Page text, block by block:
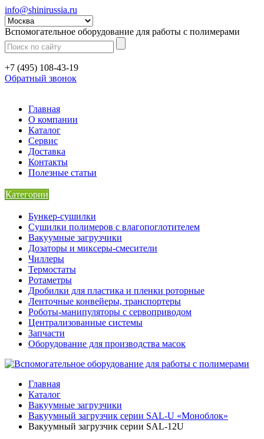
info@shinirussia.ru
Вспомогательное оборудование для работы с полимерами
+7 (495) 108-43-19
Обратный звонок
Главная
О компании
Каталог
Сервис
Доставка
Контакты
Полезные статьи
Категории
Бункер-сушилки
Сушилки полимеров с влагопоглотителем
Вакуумные загрузчики
Дозаторы и миксеры-смесители
Чиллеры
Термостаты
Ротаметры
Дробилки для пластика и пленки роторные
Ленточные конвейеры, транспортеры
Роботы-манипуляторы с сервоприводом
Централизованные системы
Запчасти
Оборудование для производства масок
Главная
Каталог
Вакуумные загрузчики
Вакуумный загрузчик серии SAL-U «Моноблок»
Вакуумный загрузчик серии SAL-12U